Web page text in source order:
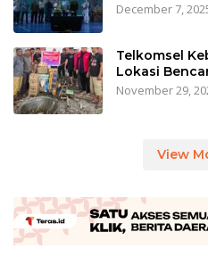
December 7,
Telkomsel
Lokasi
November 29,
View